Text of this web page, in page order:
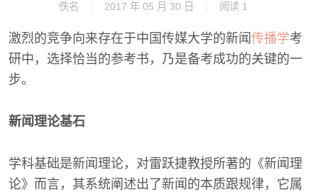
佚名 2017 年 05 月 30 日 阅读 1
激烈的竞争向来存在于中国传媒大学的新闻 传播学考
研中，选择恰当的参考书，乃是备考成功的关键的一
步。
新闻理论基石
学科基础是新闻理论，对雷跃捷教授所著的《新闻理
论》而言，其系统阐述出了新闻的本质跟规律，它属